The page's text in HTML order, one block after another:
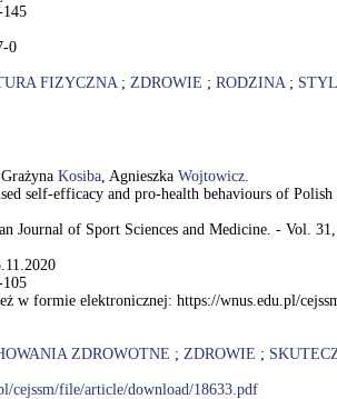
0
FIZYCZNA; ZDROWIE ; RODZINA;
Kosiba, Agnieszka Wojtowicz.
self-efficacy and pro-health behaviours of
Journal of Sport Sciences and Medicine. - Vol.
w formie elektronicznej: https://wnus.edu.pl/
ZDROWOTNE ; ZDROWIE ;
cejssm/file/article/download/18633.pdf